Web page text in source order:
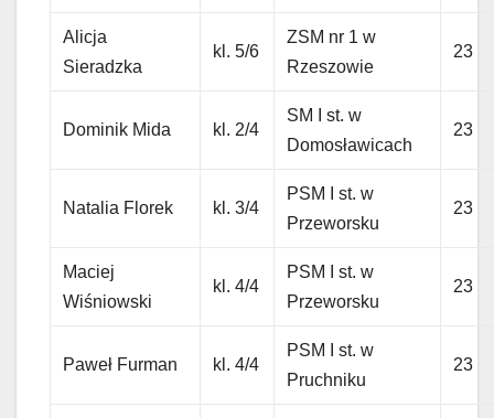
Alicja
Sieradzka
kl. 5/6
ZSM nr 1 w
Rzeszowie
23
Dominik Mida kl. 2/4
SM I st. w
Domosławicach
23
Natalia Florek kl. 3/4
PSM I st. w
Przeworsku
23
Maciej
Wiśniowski
kl. 4/4
PSM I st. w
Przeworsku
23
Paweł Furman kl. 4/4
PSM I st. w
Pruchniku
23